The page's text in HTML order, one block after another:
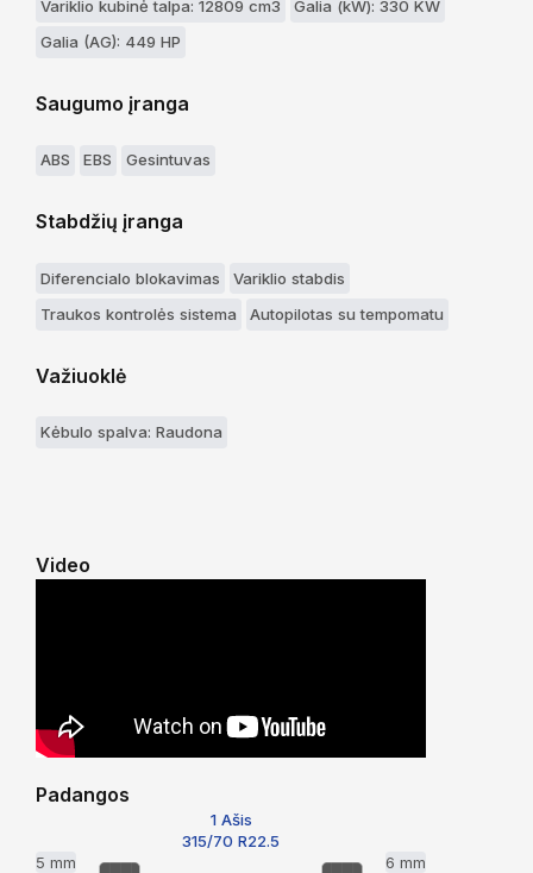
Variklio kubinė talpa: 12809 cm3
Galia (kW): 330 KW
Galia (AG): 449 HP
Saugumo įranga
ABS EBS Gesintuvas
Stabdžių įranga
Diferencialo blokavimas
Variklio stabdis
Traukos kontrolės sistema
Autopilotas su tempomatu
Važiuoklė
Kėbulo spalva: Raudona
Video
Padangos
1 Ašis
315/70 R22.5
5 mm
6 mm